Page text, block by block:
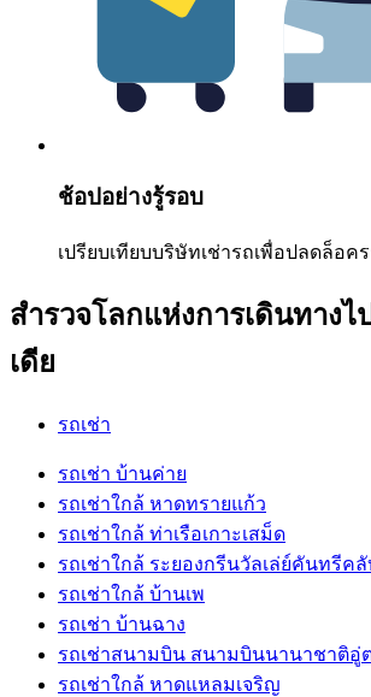
ช้อปอย่างรู้รอบ
เปรียบเทียบบริษัทเช่ารถเพื่อปลดล็อ
สำรวจโลกแห่งการเดินทางไ
เดีย
รถเช่า
รถเช่า บ้านค่าย
รถเช่าใกล้ หาดทรายแก้ว
รถเช่าใกล้ ท่าเรือเกาะเสม็ด
รถเช่าใกล้ ระยองกรีนวัลเล่ย์คันทรีคลั
รถเช่าใกล้ บ้านเพ
รถเช่า บ้านฉาง
รถเช่าสนามบิน สนามบินนานาชาติอู่ต
รถเช่าใกล้ หาดแหลมเจริญ